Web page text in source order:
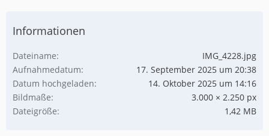
Informationen
Dateiname
IMG_4228.jpg
Aufnahmedatum
17. September 2025 um 20:38
Datum hochgeladen
14. Oktober 2025 um 14:16
Bildmaße
3.000 × 2.250 px
Dateigröße
1,42 MB